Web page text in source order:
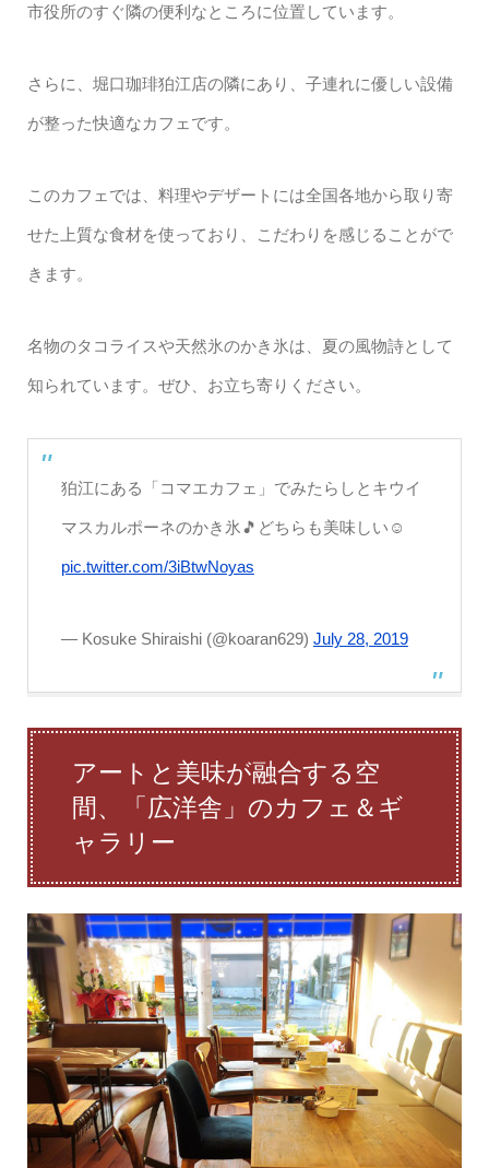
市役所のすぐ隣の便利なところに位置しています。
さらに、堀口珈琲狛江店の隣にあり、子連れに優しい設備
が整った快適なカフェです。
このカフェでは、料理やデザートには全国各地から取り寄
せた上質な食材を使っており、こだわりを感じることがで
きます。
名物のタコライスや天然氷のかき氷は、夏の風物詩として
知られています。ぜひ、お立ち寄りください。
狛江にある「コマエカフェ」でみたらしとキウイ
マスカルポーネのかき氷🎵どちらも美味しい☺️
pic.twitter.com/3iBtwNoyas
— Kosuke Shiraishi (@koaran629) July 28, 2019
アートと美味が融合する空
間、「広洋舎」のカフェ＆ギ
ャラリー